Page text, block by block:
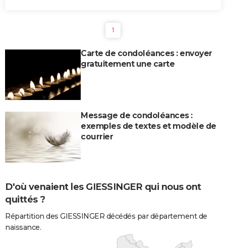
1
Carte de condoléances : envoyer
gratuitement une carte
Message de condoléances :
exemples de textes et modèle de
courrier
D'où venaient les GIESSINGER qui nous ont
quittés ?
Répartition des GIESSINGER décédés par département de
naissance.